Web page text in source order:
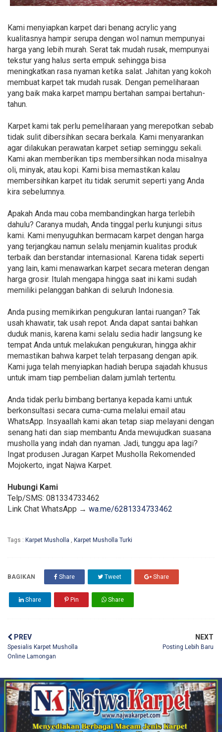
Kami menyiapkan karpet dari benang acrylic yang
kualitasnya hampir serupa dengan wol namun mempunyai
harga yang lebih murah. Serat tak mudah rusak, mempunyai
tekstur yang halus serta empuk sehingga bisa
meningkatkan rasa nyaman ketika salat. Jahitan yang kokoh
membuat karpet tak mudah rusak. Dengan pemeliharaan
yang baik maka karpet mampu bertahan sampai bertahun-
tahun.
Karpet kami tak perlu pemeliharaan yang merepotkan sebab
tidak sulit dibersihkan secara berkala. Kami menyarankan
agar dilakukan perawatan karpet setiap seminggu sekali.
Kami akan memberikan tips membersihkan noda misalnya
oli, minyak, atau kopi. Kami bisa memastikan kalau
membersihkan karpet itu tidak serumit seperti yang Anda
kira sebelumnya.
Apakah Anda mau coba membandingkan harga terlebih
dahulu? Caranya mudah, Anda tinggal perlu kunjungi situs
kami. Kami menyuguhkan bermacam karpet dengan harga
yang terjangkau namun selalu menjamin kualitas produk
terbaik dan berstandar internasional. Karena tidak seperti
yang lain, kami menawarkan karpet secara meteran dengan
harga grosir. Itulah mengapa hingga saat ini kami sudah
memiliki pelanggan bahkan di seluruh Indonesia.
Anda pusing memikirkan pengukuran lantai ruangan? Tak
usah khawatir, tak usah repot. Anda dapat santai bahkan
duduk manis, karena kami selalu sedia hadir langsung ke
tempat Anda untuk melakukan pengukuran, hingga akhir
memastikan bahwa karpet telah terpasang dengan apik.
Kami juga telah menyiapkan hadiah berupa sajadah khusus
untuk imam tiap pembelian dalam jumlah tertentu.
Anda tidak perlu bimbang bertanya kepada kami untuk
berkonsultasi secara cuma-cuma melalui email atau
WhatsApp. Insyaallah kami akan tetap siap melayani dengan
senang hati dan siap membantu Anda mewujudkan suasana
musholla yang indah dan nyaman. Jadi, tunggu apa lagi?
Ingat produsen Juragan Karpet Musholla Rekomended
Mojokerto, ingat Najwa Karpet.
Hubungi Kami
Telp/SMS: 081334733462
Link Chat WhatsApp → wa.me/6281334733462
Tags : Karpet Musholla Karpet Musholla Turki
BAGIKAN Share Tweet Share
Share Pin Share
PREV
Spesialis Karpet Musholla
Online Lamongan
NEXT
Posting Lebih Baru